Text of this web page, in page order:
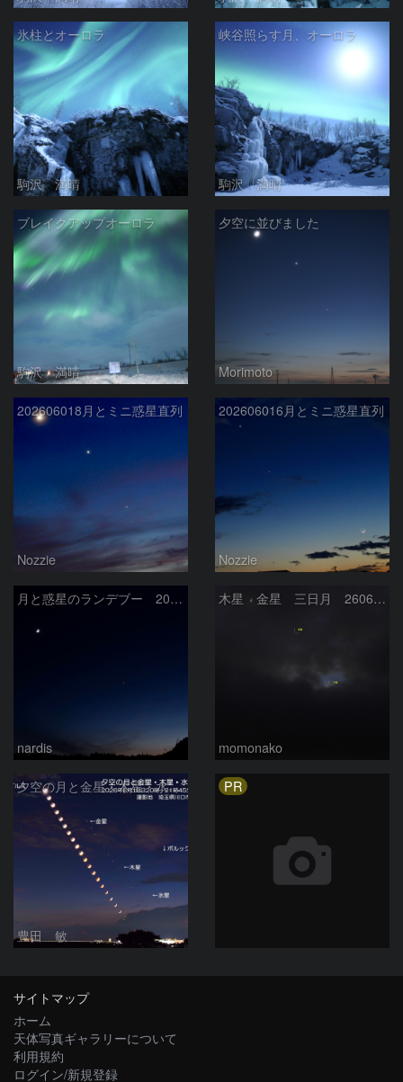
氷柱とオーロラ
駒沢 満晴
峡谷照らす月、オーロラ
駒沢 満晴
ブレイクアップオーロラ
駒沢 満晴
夕空に並びました
Morimoto
202606018月とミニ惑星直列
Nozzie
202606016月とミニ惑星直列
Nozzie
月と惑星のランデブー 2026/06/19
nardis
木星 金星 三日月 260618
momonako
夕空の月と金星・木星・水星の接近 2026/6/18
豊田 敏
PR
サイトマップ
ホーム
天体写真ギャラリーについて
利用規約
ログイン/新規登録